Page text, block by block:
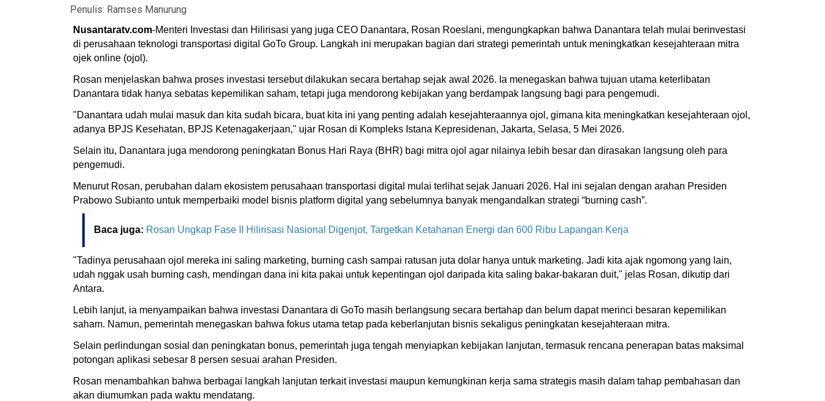
Penulis: Ramses Manurung
Nusantaratv.com-Menteri Investasi dan Hilirisasi yang juga CEO Danantara, Rosan Roeslani, mengungkapkan bahwa Danantara telah mulai berinvestasi
di perusahaan teknologi transportasi digital GoTo Group. Langkah ini merupakan bagian dari strategi pemerintah untuk meningkatkan kesejahteraan mitra
ojek online (ojol).
Rosan menjelaskan bahwa proses investasi tersebut dilakukan secara bertahap sejak awal 2026. Ia menegaskan bahwa tujuan utama keterlibatan
Danantara tidak hanya sebatas kepemilikan saham, tetapi juga mendorong kebijakan yang berdampak langsung bagi para pengemudi.
"Danantara udah mulai masuk dan kita sudah bicara, buat kita ini yang penting adalah kesejahteraannya ojol, gimana kita meningkatkan kesejahteraan ojol,
adanya BPJS Kesehatan, BPJS Ketenagakerjaan," ujar Rosan di Kompleks Istana Kepresidenan, Jakarta, Selasa, 5 Mei 2026.
Selain itu, Danantara juga mendorong peningkatan Bonus Hari Raya (BHR) bagi mitra ojol agar nilainya lebih besar dan dirasakan langsung oleh para
pengemudi.
Menurut Rosan, perubahan dalam ekosistem perusahaan transportasi digital mulai terlihat sejak Januari 2026. Hal ini sejalan dengan arahan Presiden
Prabowo Subianto untuk memperbaiki model bisnis platform digital yang sebelumnya banyak mengandalkan strategi “burning cash”.
Baca juga: Rosan Ungkap Fase II Hilirisasi Nasional Digenjot, Targetkan Ketahanan Energi dan 600 Ribu Lapangan Kerja
"Tadinya perusahaan ojol mereka ini saling marketing, burning cash sampai ratusan juta dolar hanya untuk marketing. Jadi kita ajak ngomong yang lain,
udah nggak usah burning cash, mendingan dana ini kita pakai untuk kepentingan ojol daripada kita saling bakar-bakaran duit," jelas Rosan, dikutip dari
Antara.
Lebih lanjut, ia menyampaikan bahwa investasi Danantara di GoTo masih berlangsung secara bertahap dan belum dapat merinci besaran kepemilikan
saham. Namun, pemerintah menegaskan bahwa fokus utama tetap pada keberlanjutan bisnis sekaligus peningkatan kesejahteraan mitra.
Selain perlindungan sosial dan peningkatan bonus, pemerintah juga tengah menyiapkan kebijakan lanjutan, termasuk rencana penerapan batas maksimal
potongan aplikasi sebesar 8 persen sesuai arahan Presiden.
Rosan menambahkan bahwa berbagai langkah lanjutan terkait investasi maupun kemungkinan kerja sama strategis masih dalam tahap pembahasan dan
akan diumumkan pada waktu mendatang.